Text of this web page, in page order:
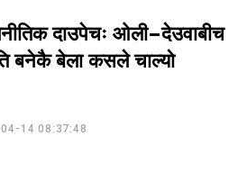
दाउपेचः ओली–देउवाबीच
बनेकै बेला कसले चाल्यो
14 08:37:48